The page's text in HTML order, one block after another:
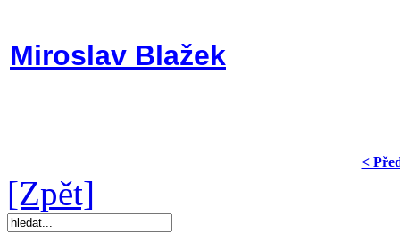
Miroslav Blažek
<
[Zpět]